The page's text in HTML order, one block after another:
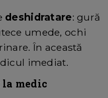
deshidratare: gură
umede, ochi
În această
imediat.
la medic